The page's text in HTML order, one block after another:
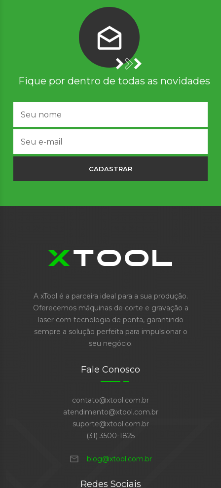
Fique por dentro de todas as novidades
CADASTRAR
A xTool é a parceira ideal para a sua produção.
Oferecemos máquinas de corte e gravação a
laser com tecnologia de ponta, garantindo
sempre a solução perfeita para impulsionar o
seu negócio.
Fale Conosco
contato@xtool.com.br
atendimento@xtool.com.br
suporte@xtool.com.br
(31) 3500-1825
mail blog@xtool.com.br
Redes Sociais